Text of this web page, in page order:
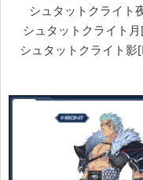
シュタットクライト
シュタットクライト
シュタットクライト